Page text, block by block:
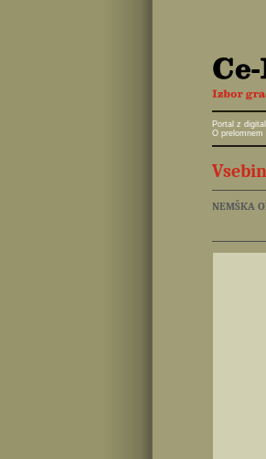
Portal z
O prelomnem
NEMŠKA